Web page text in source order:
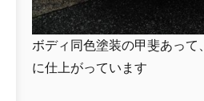
ボディ同色塗装の甲斐あって
に仕上がっています